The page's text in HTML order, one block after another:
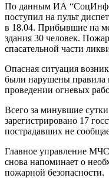
По данным ИА
поступил на пульт
в 18.04. Прибывшие на
здания 30 человек.
спасательной части
Опасная ситуация
были нарушены правила
проведении огневых
Всего за минувшие
зарегистрировано 17
пострадавших не
Главное управление
снова напоминает о
пожарной безопасности.